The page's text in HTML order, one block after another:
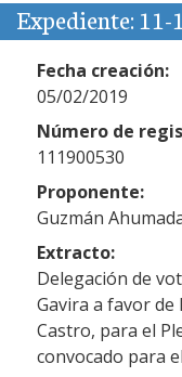
Expediente:
Fecha creación:
05/02/2019
Número de
111900530
Proponente:
Guzmán
Extracto:
Delegación de
Gavira a favor de
Castro, para el
convocado para